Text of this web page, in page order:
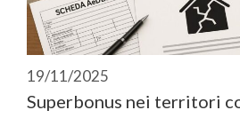
19/11/2025
Superbonus nei territori